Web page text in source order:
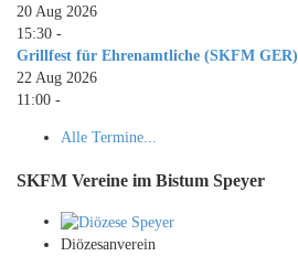
20 Aug 2026
15:30 -
Grillfest für Ehrenamtliche (SKFM GER)
22 Aug 2026
11:00 -
Alle Termine...
SKFM Vereine im Bistum Speyer
Diözesanverein